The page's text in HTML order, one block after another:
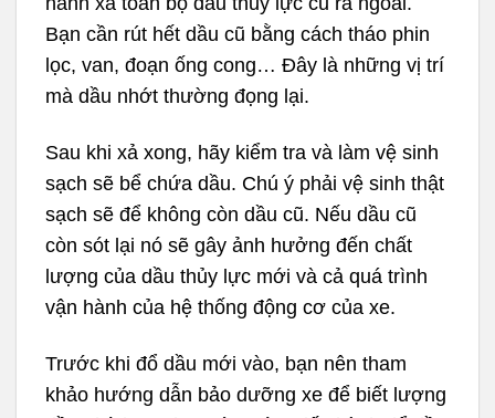
Bạn cần rút hết dầu cũ bằng cách tháo phin
lọc, van, đoạn ống cong… Đây là những vị trí
mà dầu nhớt thường đọng lại.
Sau khi xả xong, hãy kiểm tra và làm vệ sinh
sạch sẽ bể chứa dầu. Chú ý phải vệ sinh thật
sạch sẽ để không còn dầu cũ. Nếu dầu cũ
còn sót lại nó sẽ gây ảnh hưởng đến chất
lượng của dầu thủy lực mới và cả quá trình
vận hành của hệ thống động cơ của xe.
Trước khi đổ dầu mới vào, bạn nên tham
khảo hướng dẫn bảo dưỡng xe để biết lượng